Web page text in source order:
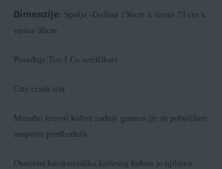
Dimenzije: Spolja -Dužina 196cm x širina 79 cm x
visina 36cm
Poseduje Tuv I Gs sertifikate
City crash test
Menabo krovni koferi zadnje generacije su poboljšani
naspram predhodnih .
Osnovna karakteristika krovnog kofera je njihova